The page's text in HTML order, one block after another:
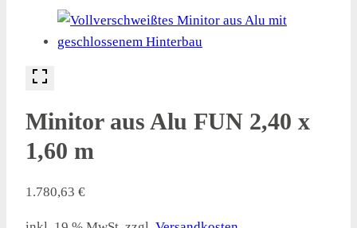
Minitor aus Alu FUN 2,40 x
1,60 m
1.780,63 €